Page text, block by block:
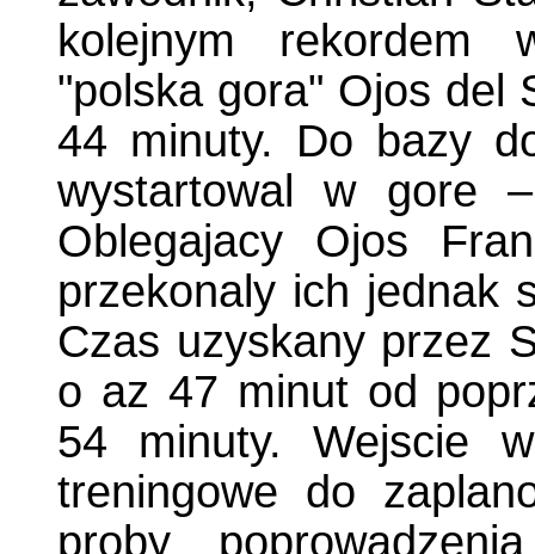
kolejnym rekordem
"polska gora" Ojos del
44 minuty. Do bazy
wystartowal w gore
Oblegajacy Ojos
przekonaly ich jednak
Czas uzyskany przez
o az 47 minut od
54 minuty. Wejscie
treningowe do
proby